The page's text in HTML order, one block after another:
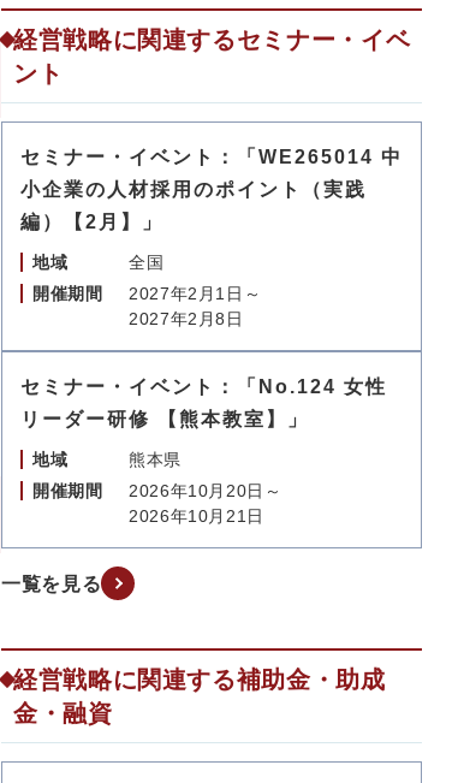
経営戦略に関連するセミナー・イベ
ント
セミナー・イベント：「WE265014 中
小企業の人材採用のポイント（実践
編）【2月】」
地域
全国
開催期間
2027年2月1日～
2027年2月8日
セミナー・イベント：「No.124 女性
リーダー研修 【熊本教室】」
地域
熊本県
開催期間
2026年10月20日～
2026年10月21日
一覧を見る
経営戦略に関連する補助金・助成
金・融資